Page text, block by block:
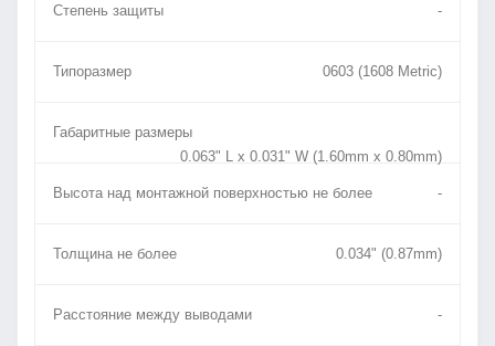
Степень защиты -
Типоразмер 0603 (1608 Metric)
Габаритные размеры
0.063" L x 0.031" W (1.60mm x 0.80mm)
Высота над монтажной поверхностью не более -
Толщина не более 0.034" (0.87mm)
Расстояние между выводами -